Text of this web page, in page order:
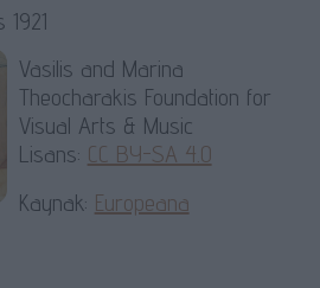
Vasilis and Marina
Theocharakis Foundation for
Visual Arts & Music
Lisans: CC BY-SA 4.0
Kaynak: Europeana